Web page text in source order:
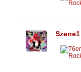
Szene1